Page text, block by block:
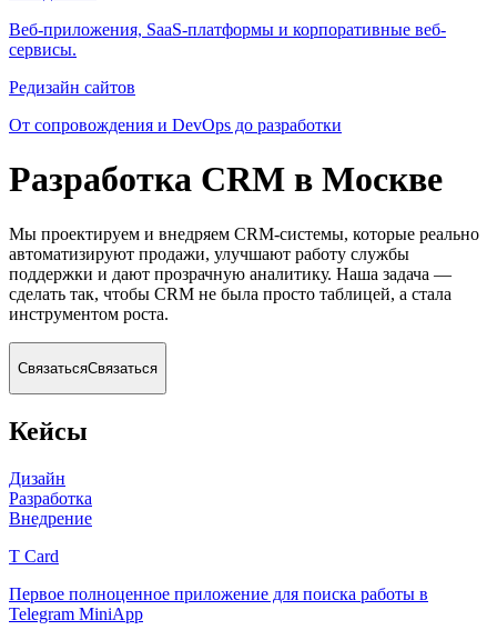
Веб-приложения, SaaS-платформы и корпоративные веб-
сервисы.
Редизайн сайтов
От сопровождения и DevOps до разработки
Разработка CRM в Москве
Мы проектируем и внедряем CRM-системы, которые реально
автоматизируют продажи, улучшают работу службы
поддержки и дают прозрачную аналитику. Наша задача —
сделать так, чтобы CRM не была просто таблицей, а стала
инструментом роста.
СвязатьсяСвязаться
Кейсы
Дизайн
Разработка
Внедрение
T Card
Первое полноценное приложение для поиска работы в
Telegram MiniApp